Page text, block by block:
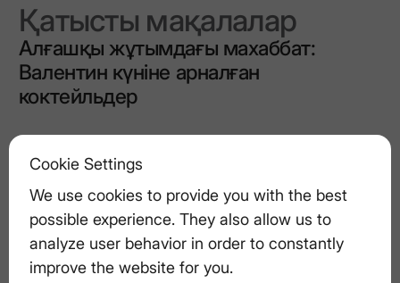
Cookie Settings
We use cookies to provide you with the best
possible experience. They also allow us to
analyze user behavior in order to constantly
improve the website for you.
Қатысты мақалалар
Алғашқы жұтымдағы махаббат:
Валентин күніне арналған
коктейльдер
Дәм алу туралы ескертпелер және
дәм мәзірлері: ультра премиум арақ
кешкі ас тәжірибесін қалай өткізуге
болады